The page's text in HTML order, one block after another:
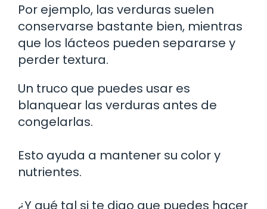
Por ejemplo, las verduras suelen
conservarse bastante bien, mientras
que los lácteos pueden separarse y
perder textura.
Un truco que puedes usar es
blanquear las verduras antes de
congelarlas.
Esto ayuda a mantener su color y
nutrientes.
¿Y qué tal si te digo que puedes hacer